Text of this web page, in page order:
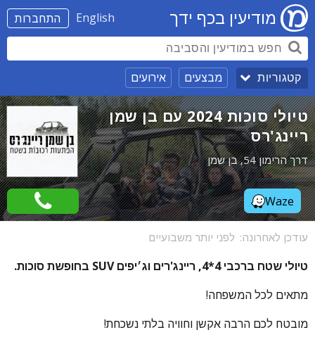
התחברות English מודיעין בכף ידך
קטגוריות מבצעים אירועים
טיולי סוכות 2024 עם בן שמן
ריינג'רס
דרך הרימון 54, בן שמן
Waze
עודכן לאחרונה: לפני יותר משבועיים
טיולי שטח ברכבי 4*4, ריינג'רים וג׳יפים SUV בחופשת סוכות.
מתאים לכל המשפחה!
מובטח לכם הרבה אקשן וחוויה בלתי נשכחת!